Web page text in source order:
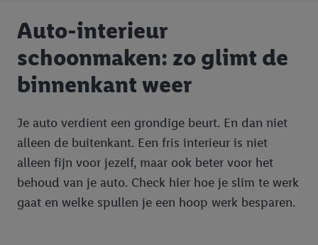
Auto-interieur
schoonmaken: zo glimt de
binnenkant weer
Je auto verdient een grondige beurt. En dan niet
alleen de buitenkant. Een fris interieur is niet
alleen fijn voor jezelf, maar ook beter voor het
behoud van je auto. Check hier hoe je slim te werk
gaat en welke spullen je een hoop werk besparen.